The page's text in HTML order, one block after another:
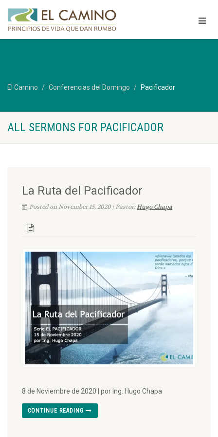
El Camino Conferencias del Domingo Pacificador
ALL SERMONS FOR PACIFICADOR
La Ruta del Pacificador
Posted on November 15, 2020 | Pastor:Hugo Chapa
8 de Noviembre de 2020 | por Ing. Hugo Chapa
CONTINUE READING